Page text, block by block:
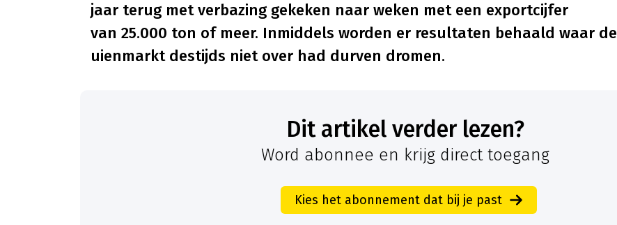
jaar terug met verbazing gekeken naar weken met een exportcijfer
van 25.000 ton of meer. Inmiddels worden er resultaten behaald waar de
uienmarkt destijds niet over had durven dromen.
Dit artikel verder lezen?
Word abonnee en krijg direct toegang
Kies het abonnement dat bij je past